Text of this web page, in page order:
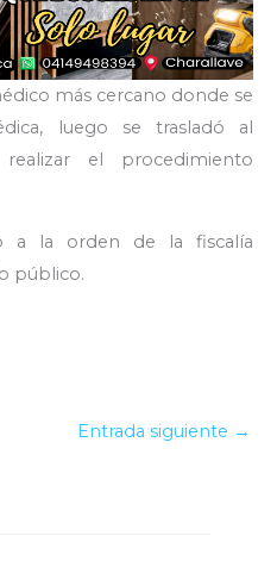
más cercano donde se
luego se trasladó al
el procedimiento
a la orden de la fiscalía
público.
Entrada siguiente →